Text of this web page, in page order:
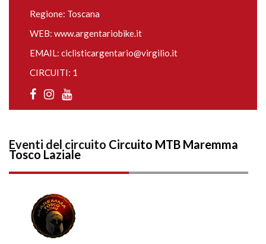
Regione: Toscana
WEB: www.argentariobike.it
EMAIL: ciclisticargentario@virgilio.it
CIRCUITI: 1
Eventi del circuito Circuito MTB Maremma
Tosco Laziale